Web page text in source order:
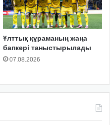
Ұлттық құраманың жаңа
бапкері таныстырылады
07.08.2026